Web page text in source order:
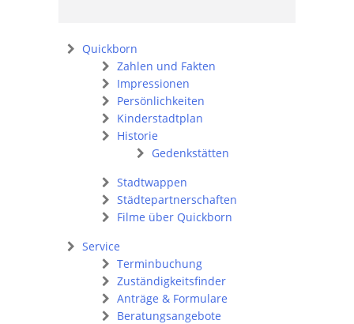
Quickborn
Zahlen und Fakten
Impressionen
Persönlichkeiten
Kinderstadtplan
Historie
Gedenkstätten
Stadtwappen
Städtepartnerschaften
Filme über Quickborn
Service
Terminbuchung
Zuständigkeitsfinder
Anträge & Formulare
Beratungsangebote